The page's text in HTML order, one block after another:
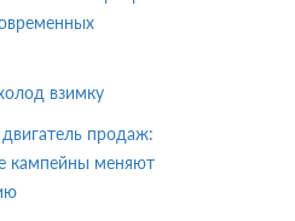
взимку
продаж:
кампейны меняют